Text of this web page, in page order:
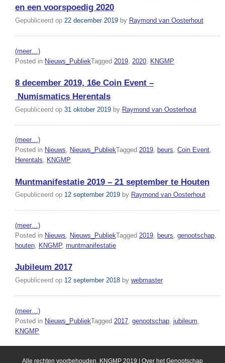
en een voorspoedig 2020
Gepubliceerd op 22 december 2019 by Raymond van Oosterhout
(meer…)
Posted in Nieuws_PubliekTagged 2019 2020 KNGMP
8 december 2019, 16e Coin Event –
Numismatics Herentals
Gepubliceerd op 31 oktober 2019 by Raymond van Oosterhout
(meer…)
Posted in Nieuws, Nieuws_PubliekTagged 2019, beurs, Coin Event,
Herentals, KNGMP
Muntmanifestatie 2019 – 21 september te Houten
Gepubliceerd op 12 september 2019 by Raymond van Oosterhout
(meer…)
Posted in Nieuws Nieuws_PubliekTagged 2019 beurs genootschap
houten
KNGMP, muntmanifestatie
Jubileum 2017
Gepubliceerd op 12 september 2018 by webmaster
(meer…)
Posted in Nieuws_PubliekTagged 2017 genootschap jubileum
KNGMP
Alle rechten voorbehouden, KNGMP 2019 | Over het Genootschap